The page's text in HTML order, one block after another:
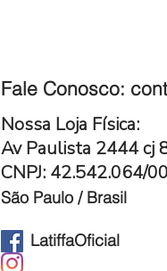
Fale Conosco:
Nossa Loja Física:
Av Paulista 2444 cj
CNPJ: 42.542.064/
São Paulo / Brasil
LatiffaOficial